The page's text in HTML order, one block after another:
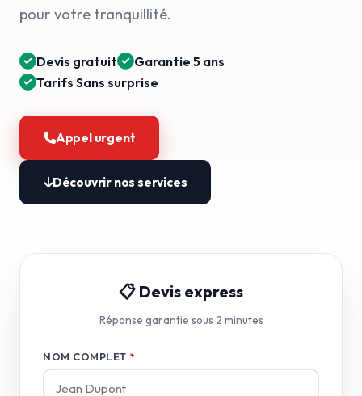
pour votre tranquillité.
Devis gratuit
Garantie 5 ans
Tarifs Sans surprise
Appel urgent
Découvrir nos services
📋 Devis express
Réponse garantie sous 2 minutes
NOM COMPLET *